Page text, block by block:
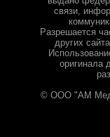
связи,
Разрешается
других
оригинала
© ООО "АМ